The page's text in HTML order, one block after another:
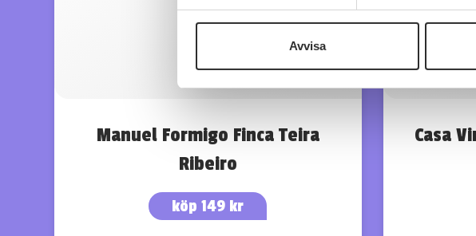
eller äldre. Genom att besöka webbplatsen
Avvisa
Manuel Formigo Finca Teira
Ribeiro
köp 149 kr
Casa